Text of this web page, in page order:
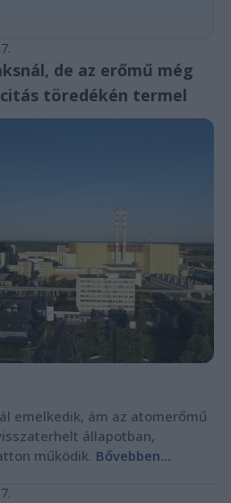
de az erőmű még
töredékén termel
emelkedik, ám az atomerőmű
állapotban,
működik. Bővebben...